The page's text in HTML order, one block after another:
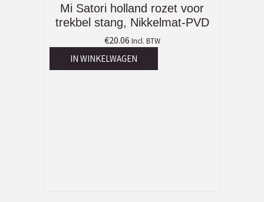
Mi Satori holland rozet voor
trekbel stang, Nikkelmat-PVD
€20.06 Incl. BTW
IN WINKELWAGEN